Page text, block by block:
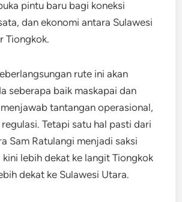
pintu baru bagi koneksi
dan ekonomi antara Sulawesi
Tiongkok.
rute ini akan
seberapa baik maskapai dan
tantangan operasional,
Tetapi satu hal pasti dari
Sam Ratulangi menjadi saksi
lebih dekat ke langit Tiongkok
dekat ke Sulawesi Utara.